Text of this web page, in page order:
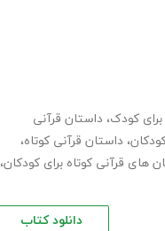
کودک، داستان قرآنی
، داستان قرآنی کوتاه،
های قرآنی کوتاه برای کودکان،
دانلود کتاب